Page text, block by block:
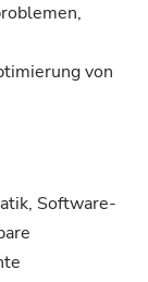
von
Software-